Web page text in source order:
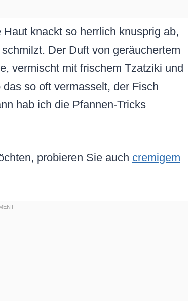
knackt so herrlich knusprig ab,
Der Duft von geräuchertem
vermischt mit frischem Tzatziki und
so oft vermasselt, der Fisch
hab ich die Pfannen-Tricks
probieren Sie auch cremigem